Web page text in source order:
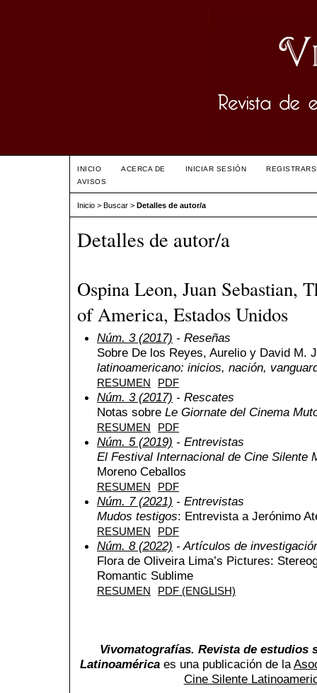
INICIO ACERCA DE INICIAR SESIÓN
AVISOS
Inicio > Buscar > Detalles de autor/a
Detalles de autor/a
Ospina Leon, Juan Sebastian,
of America, Estados Unidos
Núm. 3 (2017) - Reseñas
Sobre De los Reyes, Aurelio y David M.
latinoamericano: inicios, nación,
RESUMEN PDF
Núm. 3 (2017) - Rescates
Notas sobre Le Giornate del Cinema
RESUMEN PDF
Núm. 5 (2019) - Entrevistas
El Festival Internacional de Cine Silente
Moreno Ceballos
RESUMEN PDF
Núm. 7 (2021) - Entrevistas
Mudos testigos: Entrevista a Jerónimo
RESUMEN PDF
Núm. 8 (2022) - Artículos de
Flora de Oliveira Lima’s Pictures:
Romantic Sublime
RESUMEN PDF (ENGLISH)
Vivomatografías. Revista de estudios
Latinoaméricaes una publicación de la
Cine Silente